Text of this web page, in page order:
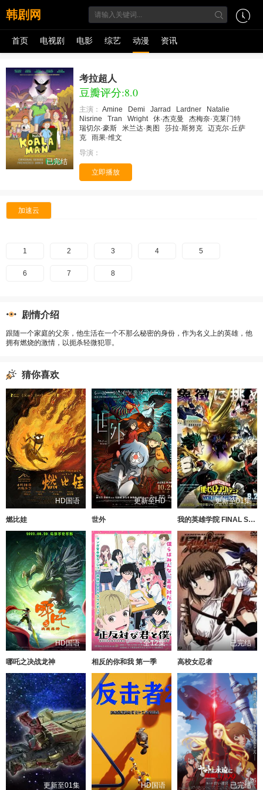
韩剧网
首页 电视剧 电影 综艺 动漫 资讯
已完结
考拉超人
豆瓣评分:8.0
主演： Amine Demi Jarrad Lardner
Natalie
Nisrine
Tran Wright 休·杰克曼
杰梅奈·克莱门特
瑞切尔·豪斯
米兰达·奥图 莎拉·斯努克
迈克尔·丘萨
克
雨果·维文
导演：
立即播放
加速云
1 2 3 4 5
6 7 8
剧情介绍
跟随一个家庭的父亲，他生活在一个不那么秘密的身份，作为名义上的英雄，他
拥有燃烧的激情，以扼杀轻微犯罪。
猜你喜欢
HD国语
燃比娃
更新至HD
世外
更新至01集
我的英雄学院 FINAL SEASON 特别篇
HD国语
哪吒之决战龙神
全12集
相反的你和我 第一季
已完结
高校女忍者
更新至01集 HD国语 已完结